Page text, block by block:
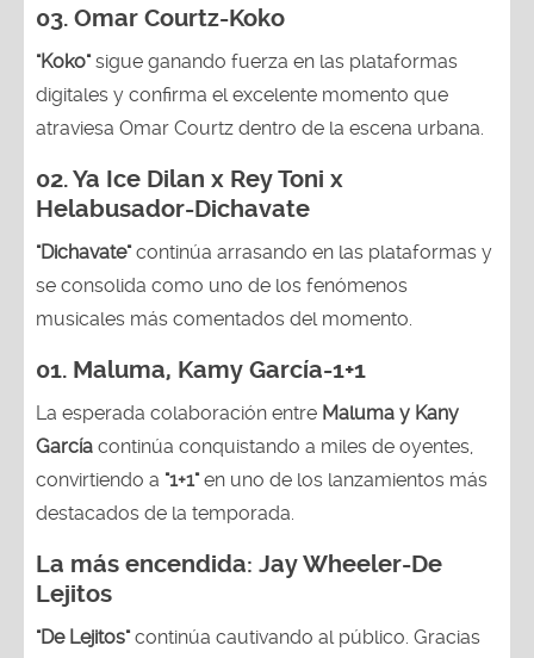
03. Omar Courtz-Koko
"Koko"sigue ganando fuerza en las plataformas
digitales y confirma el excelente momento que
atraviesa Omar Courtz dentro de la escena urbana.
02.Ya Ice Dilan x Rey Toni x
Helabusador-Dichavate
"Dichavate"continúa arrasando en las plataformas y
se consolida como uno de los fenómenos
musicales más comentados del momento.
01. Maluma, Kamy García-1+1
La esperada colaboración entre Maluma y Kany
García continúa conquistando a miles de oyentes,
convirtiendo a "1+1"en uno de los lanzamientos más
destacados de la temporada.
La más encendida: Jay Wheeler-De
Lejitos
"De Lejitos"continúa cautivando al público. Gracias